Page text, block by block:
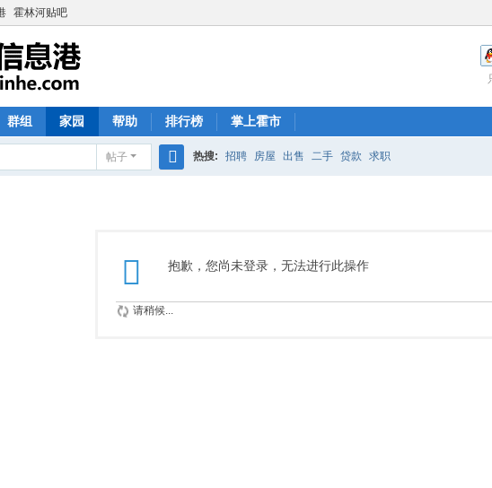
霍林河贴吧
群组 家园 帮助 排行榜 掌上霍市
帖子 热搜: 招聘 房屋 出售 二手 贷款 求职
抱歉，您尚未登录，无法进行此操作
请稍候...